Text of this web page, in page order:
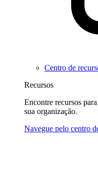
Centro de
Recursos
Encontre recursos
sua organização.
Navegue pelo centro